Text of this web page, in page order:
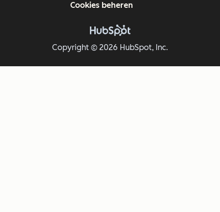
Copyright © 2026 HubSpot, Inc.
Cookies beheren